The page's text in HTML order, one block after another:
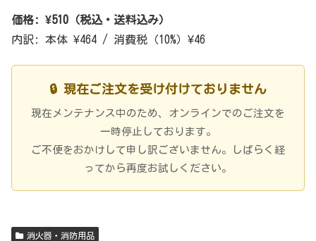
価格: ¥510（税込・送料込み）
内訳: 本体 ¥464 / 消費税（10%）¥46
🔒 現在ご注文を受け付けておりません
現在メンテナンス中のため、オンラインでのご注文を
一時停止しております。
ご不便をおかけして申し訳ございません。しばらく経
ってから再度お試しください。
消火器・消防用品